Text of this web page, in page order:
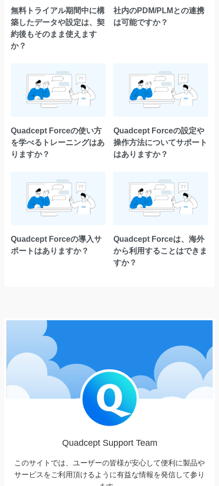
無料トライアル期間中に構
築したデータや設定は、契
約後もそのまま使えます
か？
社内のPDM/PLMとの連携
は可能ですか？
Quadcept Forceの使い方
を学べるトレーニングはあ
りますか？
Quadcept Forceの設定や
操作方法についてサポート
はありますか？
Quadcept Forceの導入サ
ポートはありますか？
Quadcept Forceは、海外
から利用することはできま
すか？
Quadcept Support Team
このサイトでは、ユーザーの皆様が安心して便利に製品や
サービスをご利用頂けるように有益な情報を発信して参り